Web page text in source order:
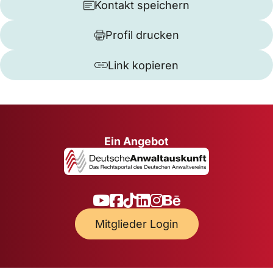
Kontakt speichern
Profil drucken
Link kopieren
Ein Angebot
Mitglieder Login